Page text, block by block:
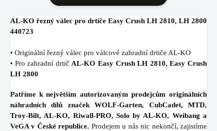
AL-KO řezný válec pro drtiče Easy Crush LH 2810, LH 2800
440723
• Originální řezný válec pro válcové zahradní drtiče AL-KO
• Pro zahradní drtič AL-KO Easy Crush LH 2810, Easy Crush
LH 2800
Patříme k největším autorizovaným prodejcům originálních
náhradních dílů značek WOLF-Garten, CubCadet, MTD,
Troy-Bilt, AL-KO, Riwall-PRO, Solo by AL-KO, Weibang a
VeGA v České republice. Prodejem u nás nic nekončí, zajistíme